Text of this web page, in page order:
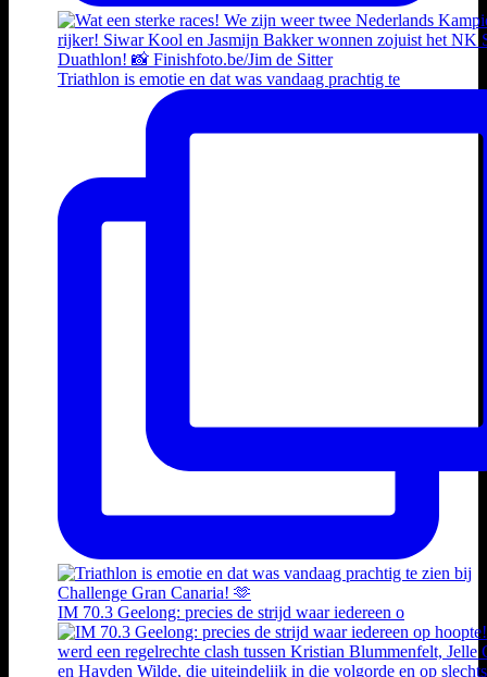
Triathlon is emotie en dat was vandaag prachtig te
IM 70.3 Geelong: precies de strijd waar iedereen o